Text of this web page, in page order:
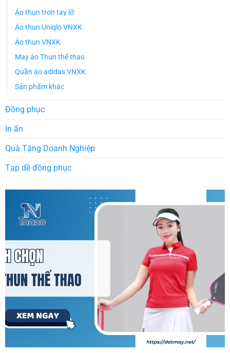
Áo thun trơn tay lỡ
Áo thun Uniqlo VNXK
Áo thun VNXK
May áo Thun thể thao
Quần áo adidas VNXK
Sản phẩm khác
Đồng phục
In ấn
Quà Tặng Doanh Nghiệp
Tạp dề đồng phục